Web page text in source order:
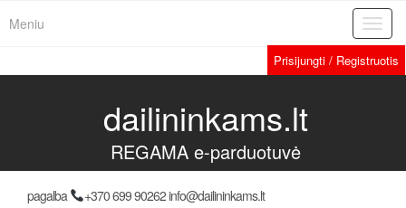
Meniu
Prisijungti / Registruotis
dailininkams.lt
REGAMA e-parduotuvė
pagalba +370 699 90262 info@dailininkams.lt